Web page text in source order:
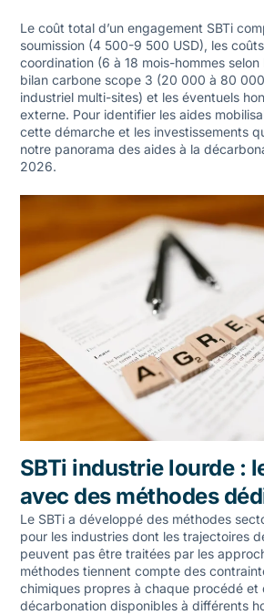
Le coût total d’un engagement SBTi
soumission (4 500-9 500 USD), les
coordination (6 à 18 mois-hommes
bilan carbone scope 3 (20 000 à 80
industriel multi-sites) et les éventuels
externe. Pour identifier les aides
cette démarche et les investissements
notre panorama des aides à la
2026.
SBTi industrie lourde :
avec des méthodes
Le SBTi a développé des méthodes
pour les industries dont les trajectoires
peuvent pas être traitées par les
méthodes tiennent compte des
chimiques propres à chaque procédé et
décarbonation disponibles à différents